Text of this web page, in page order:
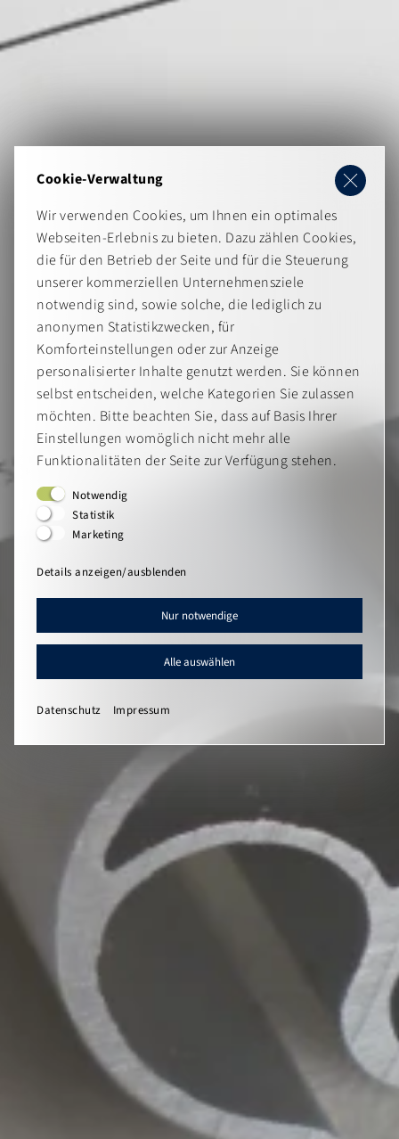
Cookie-Verwaltung
Wir verwenden Cookies, um Ihnen ein optimales
Webseiten-Erlebnis zu bieten. Dazu zählen Cookies,
die für den Betrieb der Seite und für die Steuerung
unserer kommerziellen Unternehmensziele
notwendig sind, sowie solche, die lediglich zu
anonymen Statistikzwecken, für
Komforteinstellungen oder zur Anzeige
personalisierter Inhalte genutzt werden. Sie können
selbst entscheiden, welche Kategorien Sie zulassen
möchten. Bitte beachten Sie, dass auf Basis Ihrer
Einstellungen womöglich nicht mehr alle
Funktionalitäten der Seite zur Verfügung stehen.
Notwendig
Statistik
Marketing
Details anzeigen/ausblenden
Nur notwendige
Alle auswählen
Datenschutz Impressum